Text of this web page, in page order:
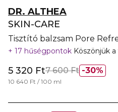
DR. ALTHEA
SKIN-CARE
Tisztító balzsam Pore
17 hűségpontok Köszönjük a
30%
5 320 Ft7 600 Ft
10 640 Ft / 100 ml